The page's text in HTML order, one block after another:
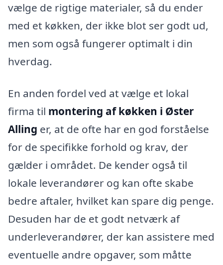
vælge de rigtige materialer, så du ender
med et køkken, der ikke blot ser godt ud,
men som også fungerer optimalt i din
hverdag.
En anden fordel ved at vælge et lokal
firma til montering af køkken i Øster
Alling er, at de ofte har en god forståelse
for de specifikke forhold og krav, der
gælder i området. De kender også til
lokale leverandører og kan ofte skabe
bedre aftaler, hvilket kan spare dig penge.
Desuden har de et godt netværk af
underleverandører, der kan assistere med
eventuelle andre opgaver, som måtte